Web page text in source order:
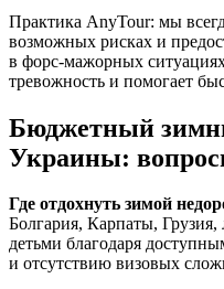
Практика AnyTour: мы
возможных рисках и
в форс-мажорных
тревожность и помогает
Бюджетный
Украины:
Где отдохнуть зимой
Болгария, Карпаты,
детьми благодаря
и отсутствию визовых